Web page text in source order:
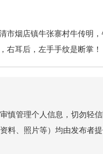
市烟店镇牛张寨村牛传明
右耳后，左手手纹是断掌！
慎管理个人信息，切勿轻
料、照片等）均由发布者